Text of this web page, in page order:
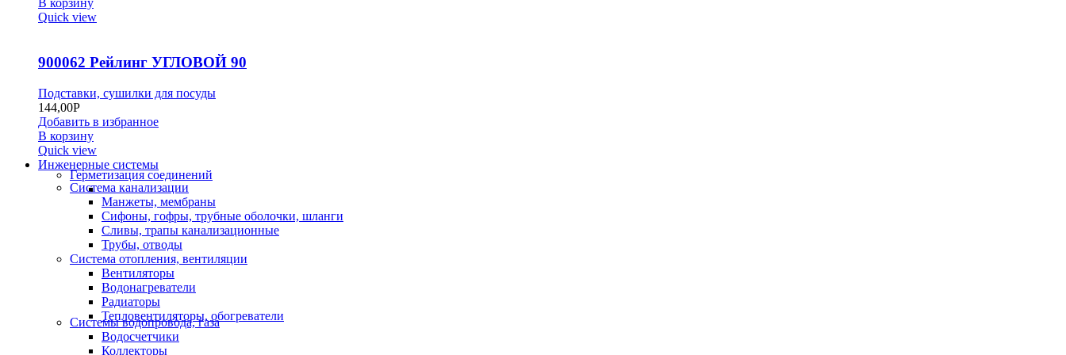
В корзину
Quick view
900062 Рейлинг УГЛОВОЙ 90
Подставки, сушилки для посуды
144,00Р
Добавить в избранное
В корзину
Quick view
Инженерные системы
Герметизация соединений
Система канализации
Манжеты, мембраны
Сифоны, гофры, трубные оболочки, шланги
Сливы, трапы канализационные
Трубы, отводы
Система отопления, вентиляции
Вентиляторы
Водонагреватели
Радиаторы
Тепловентиляторы, обогреватели
Системы водопровода, газа
Водосчетчики
Коллекторы